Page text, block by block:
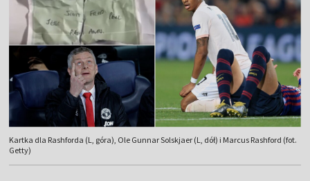
Kartka dla Rashforda (L, góra), Ole Gunnar Solskjaer (L, dół) i Marcus Rashford (fot.
Getty)